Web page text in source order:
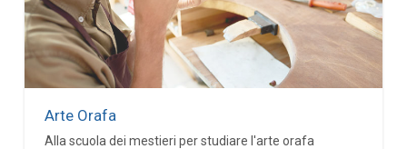
Arte Orafa
Alla scuola dei mestieri per studiare l'arte orafa